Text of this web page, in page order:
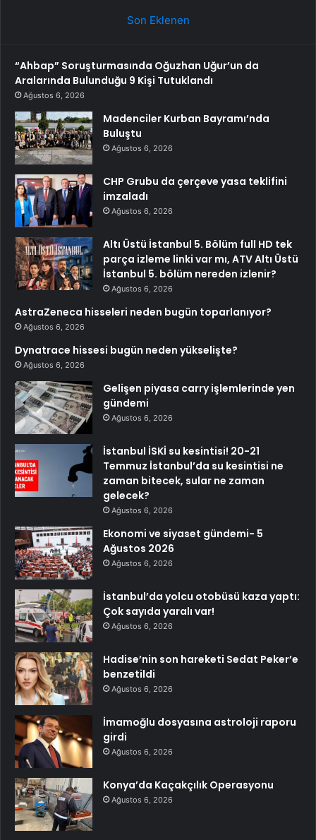
Son Eklenen
“Ahbap” Soruşturmasında Oğuzhan Uğur’un da
Aralarında Bulunduğu 9 Kişi Tutuklandı
Ağustos 6, 2026
Madenciler Kurban Bayramı’nda
Buluştu
Ağustos 6, 2026
CHP Grubu da çerçeve yasa teklifini
imzaladı
Ağustos 6, 2026
Altı Üstü İstanbul 5. Bölüm full HD tek
parça izleme linki var mı, ATV Altı Üstü
İstanbul 5. bölüm nereden izlenir?
Ağustos 6, 2026
AstraZeneca hisseleri neden bugün toparlanıyor?
Ağustos 6, 2026
Dynatrace hissesi bugün neden yükselişte?
Ağustos 6, 2026
Gelişen piyasa carry işlemlerinde yen
gündemi
Ağustos 6, 2026
İstanbul İSKİ su kesintisi! 20-21
Temmuz İstanbul’da su kesintisi ne
zaman bitecek, sular ne zaman
gelecek?
Ağustos 6, 2026
Ekonomi ve siyaset gündemi- 5
Ağustos 2026
Ağustos 6, 2026
İstanbul’da yolcu otobüsü kaza yaptı:
Çok sayıda yaralı var!
Ağustos 6, 2026
Hadise’nin son hareketi Sedat Peker’e
benzetildi
Ağustos 6, 2026
İmamoğlu dosyasına astroloji raporu
girdi
Ağustos 6, 2026
Konya’da Kaçakçılık Operasyonu
Ağustos 6, 2026